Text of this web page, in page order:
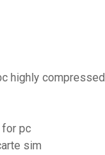
highly compressed
for pc
sim